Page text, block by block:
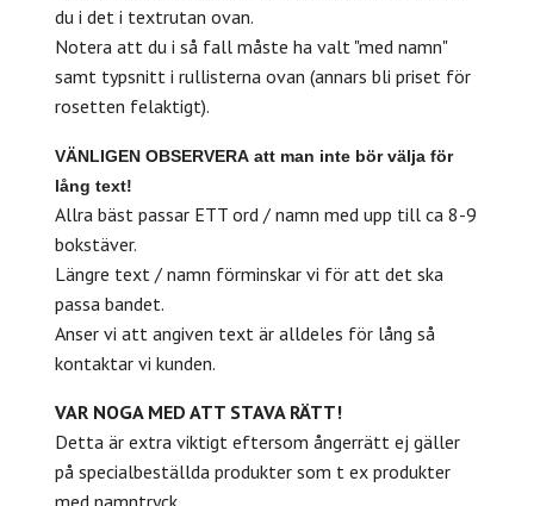
du i det i textrutan ovan.
Notera att du i så fall måste ha valt "med namn"
samt typsnitt i rullisterna ovan (annars bli priset för
rosetten felaktigt).
VÄNLIGEN OBSERVERA att man inte bör välja för
lång text!
Allra bäst passar ETT ord / namn med upp till ca 8-9
bokstäver.
Längre text / namn förminskar vi för att det ska
passa bandet.
Anser vi att angiven text är alldeles för lång så
kontaktar vi kunden.
VAR NOGA MED ATT STAVA RÄTT!
Detta är extra viktigt eftersom ångerrätt ej gäller
på specialbeställda produkter som t ex produkter
med namntryck